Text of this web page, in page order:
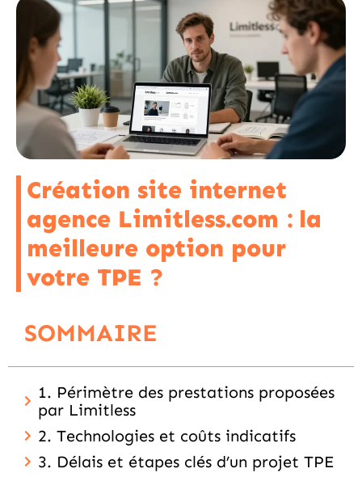
Création site internet
agence Limitless.com : la
meilleure option pour
votre TPE ?
SOMMAIRE
1. Périmètre des prestations proposées
par Limitless
2. Technologies et coûts indicatifs
3. Délais et étapes clés d’un projet TPE